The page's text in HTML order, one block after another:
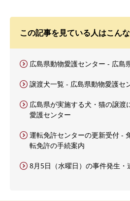
この記事を見ている人はこん
広島県動物愛護センター - 広島
譲渡犬一覧 - 広島県動物愛護セ
広島県が実施する犬・猫の譲渡
愛護センター
運転免許センターの更新受付 -
転免許の手続案内
8月5日（水曜日）の事件発生・